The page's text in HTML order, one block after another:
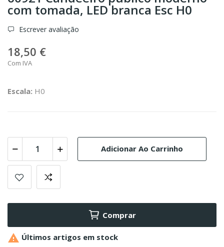
com tomada, LED branca Esc H0
Escrever avaliação
18,50 €
Com IVA
Escala: H0
Adicionar Ao Carrinho
Comprar
 Últimos artigos em stock